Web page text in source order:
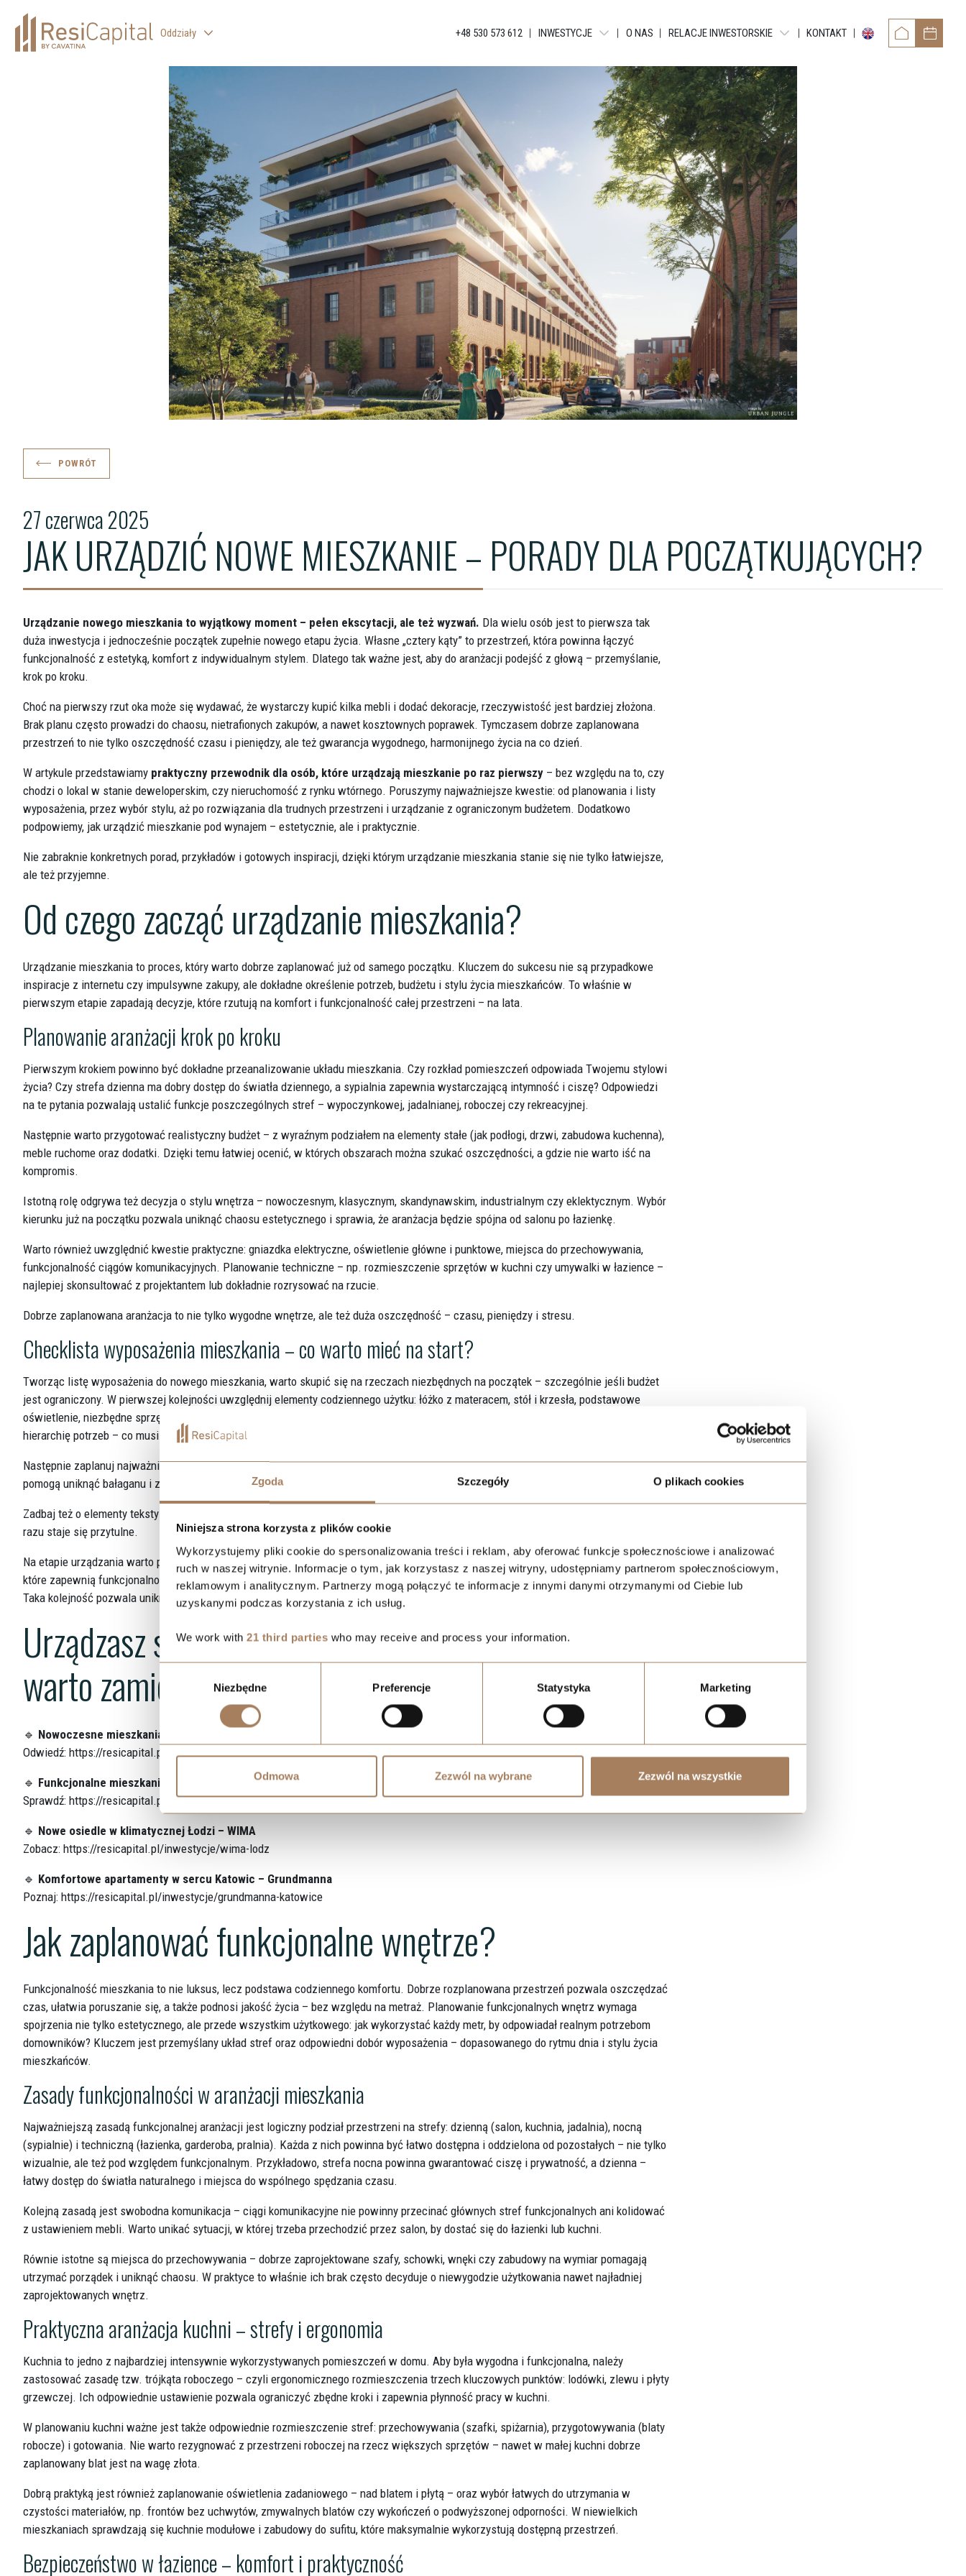
Zgoda Szczegóły O plikach cookies
Niniejsza strona korzysta z plików cookie
Wykorzystujemy pliki cookie do spersonalizowania treści i reklam, aby oferować funkcje społecznościowe i analizować
ruch w naszej witrynie. Informacje o tym, jak korzystasz z naszej witryny, udostępniamy partnerom społecznościowym,
reklamowym i analitycznym. Partnerzy mogą połączyć te informacje z innymi danymi otrzymanymi od Ciebie lub
uzyskanymi podczas korzystania z ich usług.
We work with 21 third parties who may receive and process your information.
Niezbędne Preferencje Statystyka Marketing
Odmowa Zezwól na wybrane Zezwól na wszystkie
Oddziały
KATOWICE
KRAKÓW
ŁÓDŹ
WROCŁAW
BIELSKO-BIAŁA
+48 530 573 612 INWESTYCJE
WARSZAWA - LIBERTY TOWER
BIELSKO-BIAŁA - APARTAMENTY REYTANA
KATOWICE - JANKEGO
KATOWICE - KATOWICKA RESIDENCE
KATOWICE - GLOBAL APARTMENTS
KATOWICE - BELG APARTMENTS
KATOWICE - APARTAMENTY GRUNDMANNA
ŁÓDŹ - TUWIMA APARTMENTS
ŁÓDŹ - TUWIMA RESIDENCE
ŁÓDŹ - WIMA A APARTMENTS
ŁÓDŹ - WIMA APARTMENTS
WROCŁAW - QUORUM TOWER
O NAS RELACJE INWESTORSKIE
RAPORTY OKRESOWE
RAPORTY BIEŻĄCE EBI
RAPORTY BIEŻĄCE ESPI
POZOSTAŁE DOKUMENTY
OBLIGACJE
KONTAKT
JAK URZĄDZIĆ NOWE MIESZKANIE – PORADY DLA POCZĄTKUJĄCYCH?
27 czerwca 2025
POWRÓT
Urządzanie nowego mieszkania to wyjątkowy moment – pełen ekscytacji, ale też wyzwań. Dla wielu osób jest to pierwsza tak
duża inwestycja i jednocześnie początek zupełnie nowego etapu życia. Własne „cztery kąty” to przestrzeń, która powinna łączyć
funkcjonalność z estetyką, komfort z indywidualnym stylem. Dlatego tak ważne jest, aby do aranżacji podejść z głową – przemyślanie,
krok po kroku.
Choć na pierwszy rzut oka może się wydawać, że wystarczy kupić kilka mebli i dodać dekoracje, rzeczywistość jest bardziej złożona.
Brak planu często prowadzi do chaosu, nietrafionych zakupów, a nawet kosztownych poprawek. Tymczasem dobrze zaplanowana
przestrzeń to nie tylko oszczędność czasu i pieniędzy, ale też gwarancja wygodnego, harmonijnego życia na co dzień.
W artykule przedstawiamy praktyczny przewodnik dla osób, które urządzają mieszkanie po raz pierwszy – bez względu na to, czy
chodzi o lokal w stanie deweloperskim, czy nieruchomość z rynku wtórnego. Poruszymy najważniejsze kwestie: od planowania i listy
wyposażenia, przez wybór stylu, aż po rozwiązania dla trudnych przestrzeni i urządzanie z ograniczonym budżetem. Dodatkowo
podpowiemy, jak urządzić mieszkanie pod wynajem – estetycznie, ale i praktycznie.
Nie zabraknie konkretnych porad, przykładów i gotowych inspiracji, dzięki którym urządzanie mieszkania stanie się nie tylko łatwiejsze,
ale też przyjemne.
Od czego zacząć urządzanie mieszkania?
Urządzanie mieszkania to proces, który warto dobrze zaplanować już od samego początku. Kluczem do sukcesu nie są przypadkowe
inspiracje z internetu czy impulsywne zakupy, ale dokładne określenie potrzeb, budżetu i stylu życia mieszkańców. To właśnie w
pierwszym etapie zapadają decyzje, które rzutują na komfort i funkcjonalność całej przestrzeni – na lata.
Planowanie aranżacji krok po kroku
Pierwszym krokiem powinno być dokładne przeanalizowanie układu mieszkania. Czy rozkład pomieszczeń odpowiada Twojemu stylowi
życia? Czy strefa dzienna ma dobry dostęp do światła dziennego, a sypialnia zapewnia wystarczającą intymność i ciszę? Odpowiedzi
na te pytania pozwalają ustalić funkcje poszczególnych stref – wypoczynkowej, jadalnianej, roboczej czy rekreacyjnej.
Następnie warto przygotować realistyczny budżet – z wyraźnym podziałem na elementy stałe (jak podłogi, drzwi, zabudowa kuchenna),
meble ruchome oraz dodatki. Dzięki temu łatwiej ocenić, w których obszarach można szukać oszczędności, a gdzie nie warto iść na
kompromis.
Istotną rolę odgrywa też decyzja o stylu wnętrza – nowoczesnym, klasycznym, skandynawskim, industrialnym czy eklektycznym. Wybór
kierunku już na początku pozwala uniknąć chaosu estetycznego i sprawia, że aranżacja będzie spójna od salonu po łazienkę.
Warto również uwzględnić kwestie praktyczne: gniazdka elektryczne, oświetlenie główne i punktowe, miejsca do przechowywania,
funkcjonalność ciągów komunikacyjnych. Planowanie techniczne – np. rozmieszczenie sprzętów w kuchni czy umywalki w łazience –
najlepiej skonsultować z projektantem lub dokładnie rozrysować na rzucie.
Dobrze zaplanowana aranżacja to nie tylko wygodne wnętrze, ale też duża oszczędność – czasu, pieniędzy i stresu.
Checklista wyposażenia mieszkania – co warto mieć na start?
Tworząc listę wyposażenia do nowego mieszkania, warto skupić się na rzeczach niezbędnych na początek – szczególnie jeśli budżet
jest ograniczony. W pierwszej kolejności uwzględnij elementy codziennego użytku: łóżko z materacem, stół i krzesła, podstawowe
oświetlenie, niezbędne sprzęty kuchenne (lodówka, płyta, piekarnik) oraz pralkę. Jeśli nie wszystko da się kupić od razu, ustal
hierarchię potrzeb – co musi być od razu, a co może poczekać.
Następnie zaplanuj najważniejsze meble przechowujące – szafy, komody, regały. Nawet tymczasowe rozwiązania (np. otwarte półki)
pomogą uniknąć bałaganu i zapewnią podstawowy komfort życia.
Zadbaj też o elementy tekstylne: zasłony lub rolety, dywan, komplet pościeli, ręczniki. To szczegóły, które sprawiają, że mieszkanie od
razu staje się przytulne.
Na etapie urządzania warto pamiętać, że lista wyposażenia nie musi być kompletna od pierwszego dnia. Lepiej zacząć od podstaw,
które zapewnią funkcjonalność, a dopiero potem – wraz z poznawaniem własnych potrzeb – uzupełniać przestrzeń o kolejne elementy.
Taka kolejność pozwala uniknąć niepotrzebnych wydatków i zakupów, które później okazują się nietrafione.
Urządzasz swoje pierwsze mieszkanie? Zobacz, gdzie
warto zamieszkać:
🔹 Nowoczesne mieszkania w centrum Wrocławia
Odwiedź: https://resicapital.pl/inwestycje/sikorskiego-wroclaw
🔹 Funkcjonalne mieszkania blisko gór w Bielsku-Białej
Sprawdź: https://resicapital.pl/inwestycje/reytana-bielsko
🔹 Nowe osiedle w klimatycznej Łodzi – WIMA
Zobacz: https://resicapital.pl/inwestycje/wima-lodz
🔹 Komfortowe apartamenty w sercu Katowic – Grundmanna
Poznaj: https://resicapital.pl/inwestycje/grundmanna-katowice
Jak zaplanować funkcjonalne wnętrze?
Funkcjonalność mieszkania to nie luksus, lecz podstawa codziennego komfortu. Dobrze rozplanowana przestrzeń pozwala oszczędzać
czas, ułatwia poruszanie się, a także podnosi jakość życia – bez względu na metraż. Planowanie funkcjonalnych wnętrz wymaga
spojrzenia nie tylko estetycznego, ale przede wszystkim użytkowego: jak wykorzystać każdy metr, by odpowiadał realnym potrzebom
domowników? Kluczem jest przemyślany układ stref oraz odpowiedni dobór wyposażenia – dopasowanego do rytmu dnia i stylu życia
mieszkańców.
Zasady funkcjonalności w aranżacji mieszkania
Najważniejszą zasadą funkcjonalnej aranżacji jest logiczny podział przestrzeni na strefy: dzienną (salon, kuchnia, jadalnia), nocną
(sypialnie) i techniczną (łazienka, garderoba, pralnia). Każda z nich powinna być łatwo dostępna i oddzielona od pozostałych – nie tylko
wizualnie, ale też pod względem funkcjonalnym. Przykładowo, strefa nocna powinna gwarantować ciszę i prywatność, a dzienna –
łatwy dostęp do światła naturalnego i miejsca do wspólnego spędzania czasu.
Kolejną zasadą jest swobodna komunikacja – ciągi komunikacyjne nie powinny przecinać głównych stref funkcjonalnych ani kolidować
z ustawieniem mebli. Warto unikać sytuacji, w której trzeba przechodzić przez salon, by dostać się do łazienki lub kuchni.
Równie istotne są miejsca do przechowywania – dobrze zaprojektowane szafy, schowki, wnęki czy zabudowy na wymiar pomagają
utrzymać porządek i uniknąć chaosu. W praktyce to właśnie ich brak często decyduje o niewygodzie użytkowania nawet najładniej
zaprojektowanych wnętrz.
Praktyczna aranżacja kuchni – strefy i ergonomia
Kuchnia to jedno z najbardziej intensywnie wykorzystywanych pomieszczeń w domu. Aby była wygodna i funkcjonalna, należy
zastosować zasadę tzw. trójkąta roboczego – czyli ergonomicznego rozmieszczenia trzech kluczowych punktów: lodówki, zlewu i płyty
grzewczej. Ich odpowiednie ustawienie pozwala ograniczyć zbędne kroki i zapewnia płynność pracy w kuchni.
W planowaniu kuchni ważne jest także odpowiednie rozmieszczenie stref: przechowywania (szafki, spiżarnia), przygotowywania (blaty
robocze) i gotowania. Nie warto rezygnować z przestrzeni roboczej na rzecz większych sprzętów – nawet w małej kuchni dobrze
zaplanowany blat jest na wagę złota.
Dobrą praktyką jest również zaplanowanie oświetlenia zadaniowego – nad blatem i płytą – oraz wybór łatwych do utrzymania w
czystości materiałów, np. frontów bez uchwytów, zmywalnych blatów czy wykończeń o podwyższonej odporności. W niewielkich
mieszkaniach sprawdzają się kuchnie modułowe i zabudowy do sufitu, które maksymalnie wykorzystują dostępną przestrzeń.
Bezpieczeństwo w łazience – komfort i praktyczność